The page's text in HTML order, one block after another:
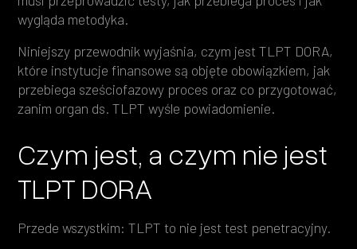
wygląda metodyka.
Niniejszy przewodnik wyjaśnia, czym jest TLPT DORA,
które instytucje finansowe są objęte obowiązkiem, jak
przebiega sześciofazowy proces oraz co przygotować,
zanim organ ds. TLPT wyśle powiadomienie.
Czym jest, a czym nie jest
TLPT DORA
Przede wszystkim: TLPT to nie jest test penetracyjny.